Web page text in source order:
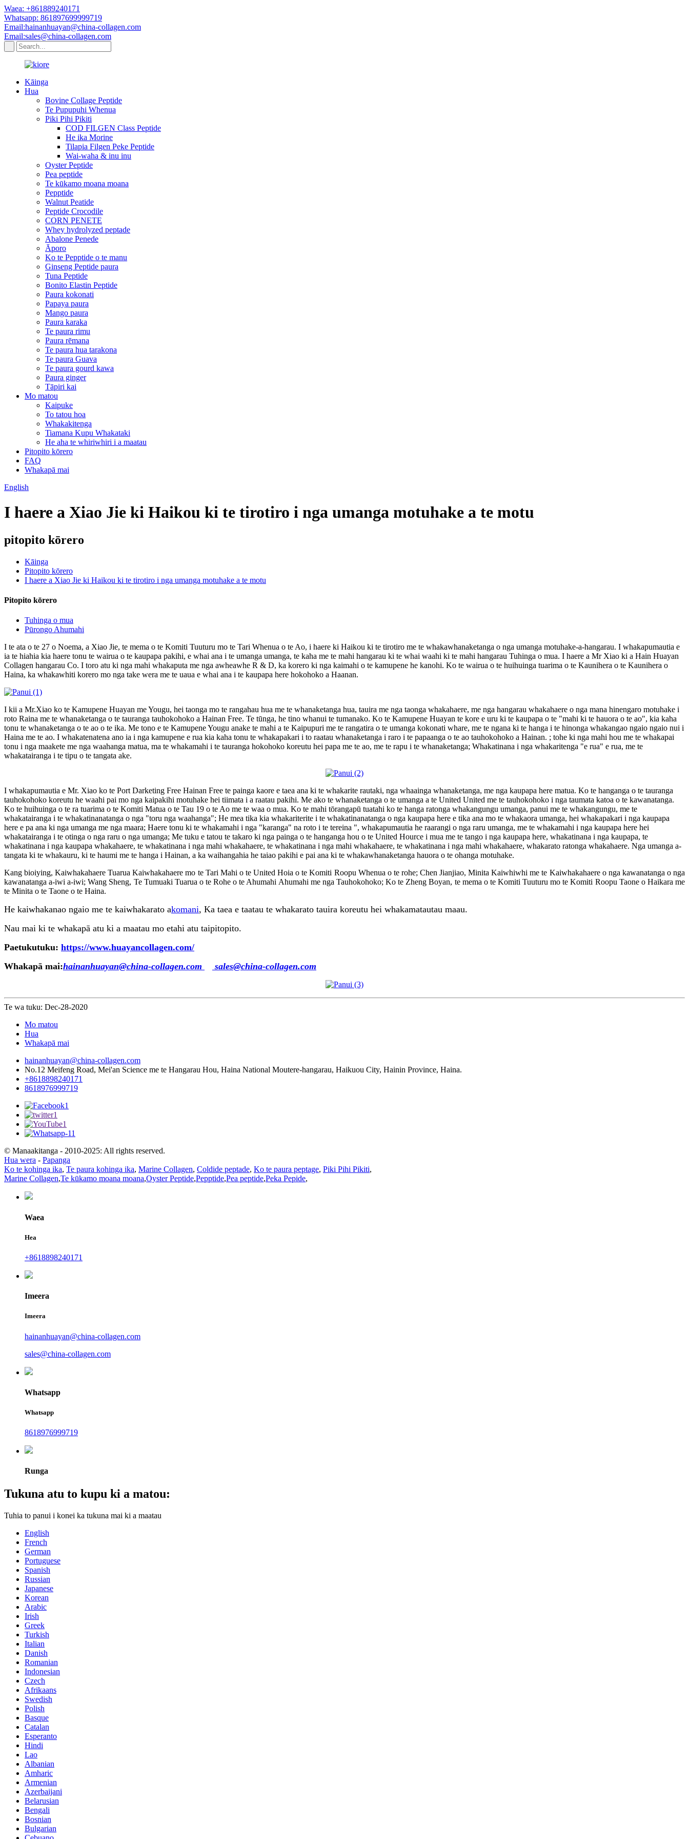
Waea: +861889240171
Whatsapp: 861897699999719
Email:hainanhuayan@china-collagen.com
Email:sales@china-collagen.com
Kāinga
Hua
Bovine Collage Peptide
Te Pupupuhi Whenua
Piki Pihi Pikiti
COD FILGEN Class Peptide
He ika Morine
Tilapia Filgen Peke Peptide
Wai-waha & inu inu
Oyster Peptide
Pea peptide
Te kūkamo moana moana
Pepptide
Walnut Peatide
Peptide Crocodile
CORN PENETE
Whey hydrolyzed peptade
Abalone Penede
Āporo
Ko te Pepptide o te manu
Ginseng Peptide paura
Tuna Peptide
Bonito Elastin Peptide
Paura kokonati
Papaya paura
Mango paura
Paura karaka
Te paura rimu
Paura rēmana
Te paura hua tarakona
Te paura Guava
Te paura gourd kawa
Paura ginger
Tāpiri kai
Mo matou
Kaipuke
To tatou hoa
Whakakitenga
Tiamana Kupu Whakataki
He aha te whiriwhiri i a maatau
Pitopito kōrero
FAQ
Whakapā mai
English
I haere a Xiao Jie ki Haikou ki te tirotiro i nga umanga motuhake a te motu
pitopito kōrero
Kāinga
Pitopito kōrero
I haere a Xiao Jie ki Haikou ki te tirotiro i nga umanga motuhake a te motu
Pitopito kōrero
Tuhinga o mua
Pūrongo Ahumahi
I te ata o te 27 o Noema, a Xiao Jie, te mema o te Komiti Tuuturu mo te Tari Whenua o te Ao, i haere ki Haikou ki te tirotiro me te whakawhanaketanga o nga umanga motuhake-a-hangarau. I whakapumautia e
ia te hiahia kia haere tonu te wairua o te kaupapa pakihi, e whai ana i te umanga umanga, te kaha me te mahi hangarau ki te whai waahi ki te mahi hangarau Tuhinga o mua. I haere a Mr Xiao ki a Hain Huayan
Collagen hangarau Co. I toro atu ki nga mahi whakaputa me nga awheawhe R & D, ka korero ki nga kaimahi o te kamupene he kanohi. Ko te wairua o te huihuinga tuarima o te Kaunihera o te Kaunihera o
Haina, ka whakawhiti korero mo nga take wera me te uaua e whai ana i te kaupapa here hokohoko a Haanan.
I kii a Mr.Xiao ko te Kamupene Huayan me Yougu, hei taonga mo te rangahau hua me te whanaketanga hua, tauira me nga taonga whakahaere, me nga hangarau whakahaere o nga mana hinengaro motuhake i
roto Raina me te whanaketanga o te tauranga tauhokohoko a Hainan Free. Te tūnga, he tino whanui te tumanako. Ko te Kamupene Huayan te kore e uru ki te kaupapa o te "mahi ki te hauora o te ao", kia kaha
tonu te whanaketanga o te ao o te ika. Me tono e te Kamupene Yougu anake te mahi a te Kaipupuri me te rangatira o te umanga kokonati whare, me te ngana ki te hanga i te hinonga whakangao ngaio ngaio nui i
Haina me te ao. I whakatenatena ano ia i nga kamupene e rua kia kaha tonu te whakapakari i to raatau whanaketanga i raro i te papaanga o te ao tauhokohoko a Hainan. ; tohe ki nga mahi hou me te whakapai
tonu i nga maakete me nga waahanga matua, ma te whakamahi i te tauranga hokohoko koreutu hei papa me te ao, me te rapu i te whanaketanga; Whakatinana i nga whakaritenga "e rua" e rua, me te
whakatairanga i te tipu o te tangata ake.
I whakapumautia e Mr. Xiao ko te Port Darketing Free Hainan Free te painga kaore e taea ana ki te whakarite rautaki, nga whaainga whanaketanga, me nga kaupapa here matua. Ko te hanganga o te tauranga
tauhokohoko koreutu he waahi pai mo nga kaipakihi motuhake hei tiimata i a raatau pakihi. Me ako te whanaketanga o te umanga a te United United me te tauhokohoko i nga taumata katoa o te kawanatanga.
Ko te huihuinga o te ra tuarima o te Komiti Matua o te Tau 19 o te Ao me te waa o mua. Ko te mahi tōrangapū tuatahi ko te hanga ratonga whakangungu umanga, panui me te whakangungu, me te
whakatairanga i te whakatinanatanga o nga "toru nga waahanga"; He mea tika kia whakariterite i te whakatinanatanga o nga kaupapa here e tika ana mo te whakaora umanga, hei whakapakari i nga kaupapa
here e pa ana ki nga umanga me nga maara; Haere tonu ki te whakamahi i nga "karanga" na roto i te tereina ", whakapumautia he raarangi o nga raru umanga, me te whakamahi i nga kaupapa here hei
whakatairanga i te otinga o nga raru o nga umanga; Me tuku e tatou te takaro ki nga painga o te hanganga hou o te United Hource i mua me te tango i nga kaupapa here, whakatinana i nga kaupapa, te
whakatinana i nga kaupapa whakahaere, te whakatinana i nga mahi whakahaere, te whakatinana i nga mahi whakahaere, te whakatinana i nga mahi whakahaere, whakarato ratonga whakahaere. Nga umanga a-
tangata ki te whakauru, ki te haumi me te hanga i Hainan, a ka waihangahia he taiao pakihi e pai ana ki te whakawhanaketanga hauora o te ohanga motuhake.
Kang bioiying, Kaiwhakahaere Tuarua Kaiwhakahaere mo te Tari Mahi o te United Hoia o te Komiti Roopu Whenua o te rohe; Chen Jianjiao, Minita Kaiwhiwhi me te Kaiwhakahaere o nga kawanatanga o nga
kawanatanga a-iwi a-iwi; Wang Sheng, Te Tumuaki Tuarua o te Rohe o te Ahumahi Ahumahi me nga Tauhokohoko; Ko te Zheng Boyan, te mema o te Komiti Tuuturu mo te Komiti Roopu Taone o Haikara me
te Minita o te Taone o te Haina.
He kaiwhakanao ngaio me te kaiwhakarato akomani, Ka taea e taatau te whakarato tauira koreutu hei whakamatautau maau.
Nau mai ki te whakapā atu ki a maatau mo etahi atu taipitopito.
Paetukutuku: https://www.huayancollagen.com/
Whakapā mai:hainanhuayan@china-collagen.com sales@china-collagen.com
Te wa tuku: Dec-28-2020
Mo matou
Hua
Whakapā mai
hainanhuayan@china-collagen.com
No.12 Meifeng Road, Mei'an Science me te Hangarau Hou, Haina National Moutere-hangarau, Haikuou City, Hainin Province, Haina.
+8618898240171
8618976999719
© Manaakitanga - 2010-2025: All rights reserved.
Hua wera - Papanga
Ko te kohinga ika, Te paura kohinga ika, Marine Collagen, Coldide peptade, Ko te paura peptage, Piki Pihi Pikiti,
Marine Collagen,Te kūkamo moana moana,Oyster Peptide,Pepptide,Pea peptide,Peka Pepide,
Waea
Hea
+8618898240171
Imeera
Imeera
hainanhuayan@china-collagen.com
sales@china-collagen.com
Whatsapp
Whatsapp
8618976999719
Runga
Tukuna atu to kupu ki a matou:
Tuhia to panui i konei ka tukuna mai ki a maatau
English
French
German
Portuguese
Spanish
Russian
Japanese
Korean
Arabic
Irish
Greek
Turkish
Italian
Danish
Romanian
Indonesian
Czech
Afrikaans
Swedish
Polish
Basque
Catalan
Esperanto
Hindi
Lao
Albanian
Amharic
Armenian
Azerbaijani
Belarusian
Bengali
Bosnian
Bulgarian